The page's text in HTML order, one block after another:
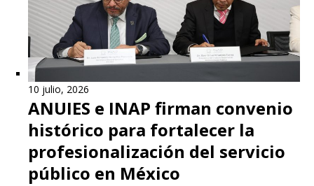
10 julio, 2026
ANUIES e INAP firman convenio
histórico para fortalecer la
profesionalización del servicio
público en México